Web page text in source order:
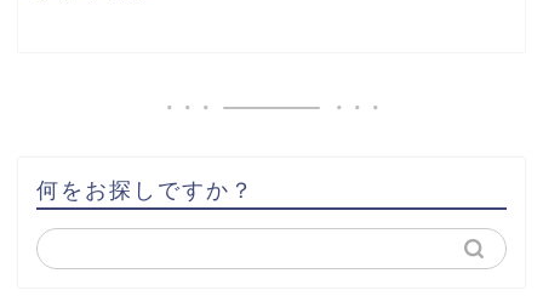
何をお探しですか？